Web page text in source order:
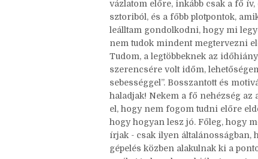
“szótermelésre”.
Persze, azért nem ment se túl
vázlatom előre, inkább csak a fő
sztoriból, és a főbb plotpontok,
leálltam gondolkodni, hogy mi
nem tudok mindent megtervezni
Tudom, a legtöbbeknek az
szerencsére volt időm,
sebességgel”. Bosszantott és
haladjak! Nekem a fő nehézség az
el, hogy nem fogom tudni előre